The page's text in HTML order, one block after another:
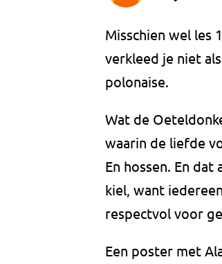
Misschien wel les
verkleed je niet
polonaise.
Wat de
waarin de liefde
En hossen. En
kiel, want
respectvol voor
Een poster met